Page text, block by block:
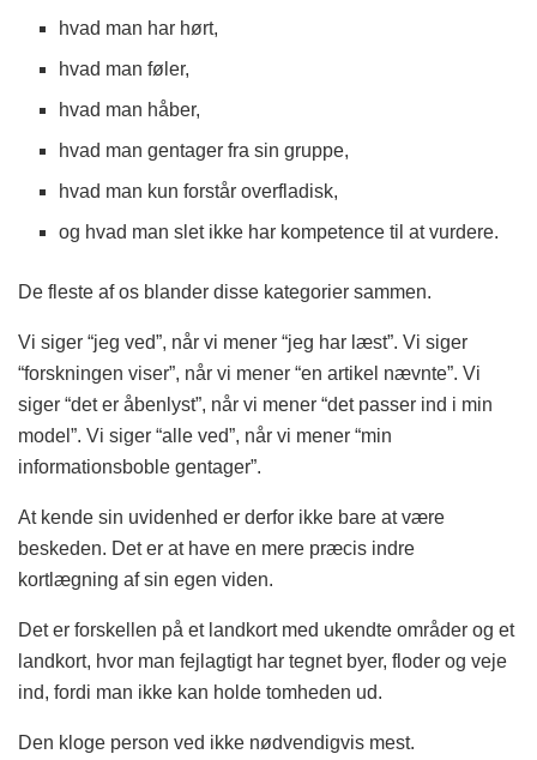
hvad man har hørt,
hvad man føler,
hvad man håber,
hvad man gentager fra sin gruppe,
hvad man kun forstår overfladisk,
og hvad man slet ikke har kompetence til at vurdere.
De fleste af os blander disse kategorier sammen.
Vi siger “jeg ved”, når vi mener “jeg har læst”. Vi siger
“forskningen viser”, når vi mener “en artikel nævnte”. Vi
siger “det er åbenlyst”, når vi mener “det passer ind i min
model”. Vi siger “alle ved”, når vi mener “min
informationsboble gentager”.
At kende sin uvidenhed er derfor ikke bare at være
beskeden. Det er at have en mere præcis indre
kortlægning af sin egen viden.
Det er forskellen på et landkort med ukendte områder og et
landkort, hvor man fejlagtigt har tegnet byer, floder og veje
ind, fordi man ikke kan holde tomheden ud.
Den kloge person ved ikke nødvendigvis mest.